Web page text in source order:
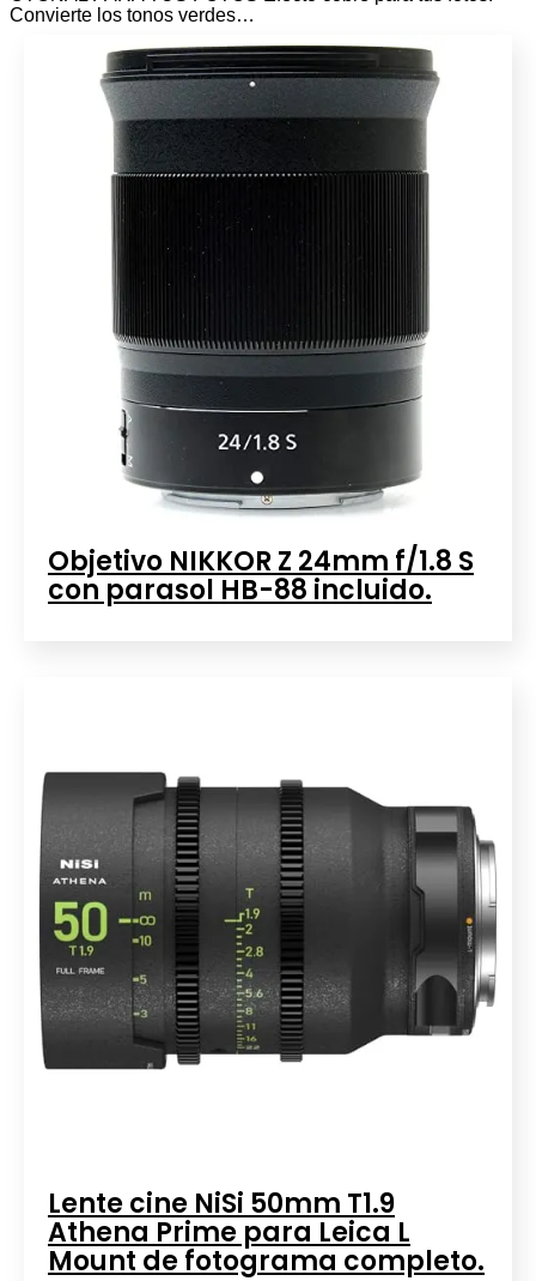
Convierte los tonos verdes…
Objetivo NIKKOR Z 24mm f/1.8 S
con parasol HB-88 incluido.
Lente cine NiSi 50mm T1.9
Athena Prime para Leica L
Mount de fotograma completo.